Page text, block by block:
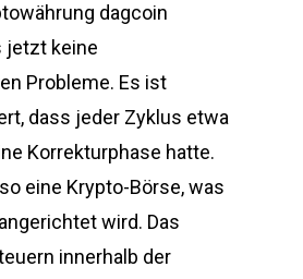
dagcoin
jetzt keine
Probleme. Es ist
dass jeder Zyklus etwa
Korrekturphase hatte.
eine Krypto-Börse, was
wird. Das
innerhalb der